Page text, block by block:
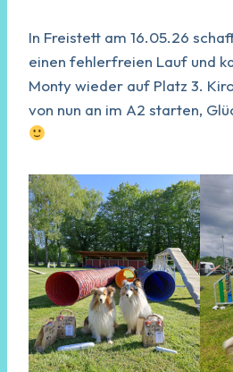
In Freistett am 16.05.26
einen fehlerfreien Lauf und
Monty wieder auf Platz 3.
von nun an im A2 starten,